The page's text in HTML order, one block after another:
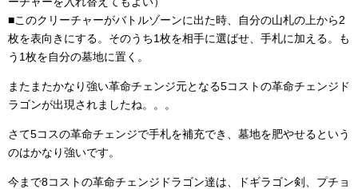
■このクリーチャーがバトルゾーンに出た時、自分の山札の上から2
枚を表向きにする。そのうち1枚を相手に選ばせ、手札に加える。も
う1枚を自分の墓地に置く。
またまたかなり強い革命チェンジ元となる5コストの革命チェンジド
ラゴンが出現されましたね。。。
さて5コスの革命チェンジで手札を補充でき、墓地を肥やせるという
のはかなり強いです。
今まで8コストの革命チェンジドラゴン達は、ドギラゴン剣、プチョ